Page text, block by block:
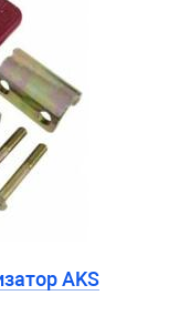
AKS